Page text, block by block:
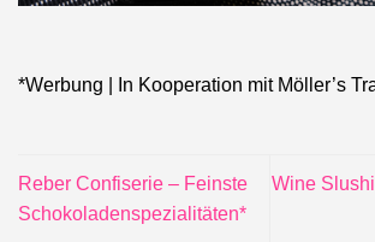
*Werbung | In Kooperation mit Möller’s
Reber Confiserie – Feinste
Schokoladenspezialitäten*
Wine